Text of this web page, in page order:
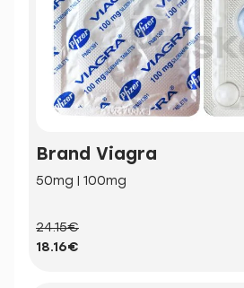
Brand Viagra
50mg | 100mg
24.15€
18.16€